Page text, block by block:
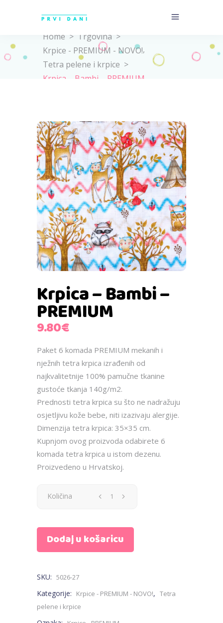
Home > Trgovina >
Krpice - PREMIUM - NOVO!,
Tetra pelene i krpice >
Krpica – Bambi – PREMIUM
Krpica – Bambi –
PREMIUM
9.80€
Paket 6 komada PREMIUM mekanih i
nježnih tetra krpica izrađenih od
najkvalitetnije 100% pamučne tkanine
gustoće tkanja 140g/m2.
Prednosti tetra krpica su što ne nadražuju
osjetljivu kože bebe, niti izazivaju alergije.
Dimenzija tetra krpica: 35×35 cm.
Kupnjom ovog proizvoda odabirete 6
komada tetra krpica u istom dezenu.
Proizvedeno u Hrvatskoj.
Krpica
Bambi
PREMIUM
quantity
Količina
Dodaj u košaricu
SKU: 5026-27
Kategorije: Krpice - PREMIUM - NOVO!, Tetra
pelene i krpice